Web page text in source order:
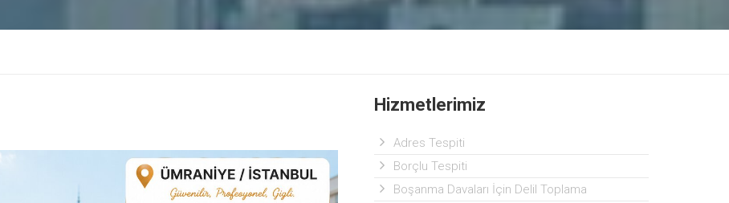
Hizmetlerimiz
Adres Tespiti
Borçlu Tespiti
Boşanma Davaları İçin Delil Toplama